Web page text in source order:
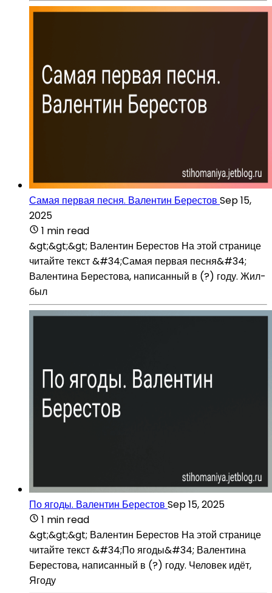
Самая первая песня. Валентин Берестов Sep 15,
2025
1 min read
&gt;&gt;&gt; Валентин Берестов На этой странице
читайте текст &#34;Самая первая песня&#34;
Валентина Берестова, написанный в (?) году. Жил-
был
По ягоды. Валентин Берестов Sep 15, 2025
1 min read
&gt;&gt;&gt; Валентин Берестов На этой странице
читайте текст &#34;По ягоды&#34; Валентина
Берестова, написанный в (?) году. Человек идёт,
Ягоду